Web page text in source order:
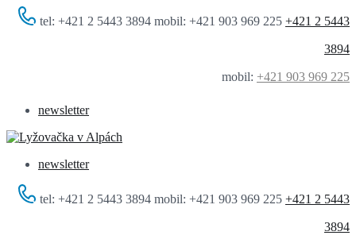
tel: +421 2 5443 3894 mobil: +421 903 969 225 +421 2 5443
3894
mobil: +421 903 969 225
newsletter
newsletter
tel: +421 2 5443 3894 mobil: +421 903 969 225 +421 2 5443
3894